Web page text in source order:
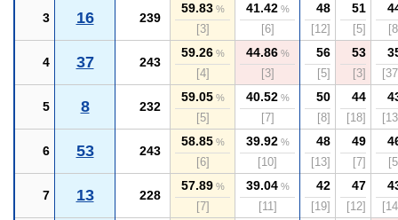
3 16 239
59.83%
[3]
41.42%
[6]
48
[12]
51
[5]
4 37 243
59.26%
[4]
44.86%
[3]
56
[5]
53
[3]
5 8 232
59.05%
[5]
40.52%
[7]
50
[8]
44
[18]
6 53 243
58.85%
[6]
39.92%
[10]
48
[13]
49
[7]
7 13 228
57.89%
[7]
39.04%
[11]
42
[19]
47
[12]